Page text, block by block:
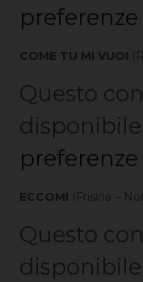
preferenze
COME TU MI VUOI
Questo
preferenze
ECCOMI (Frisina –
Questo